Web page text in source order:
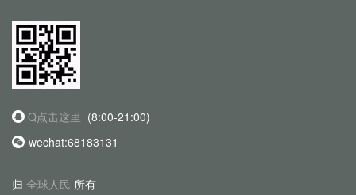
Q点击这里 (8:00-21:00)
wechat:68183131
归 全球人民 所有